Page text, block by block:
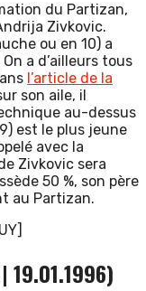
du Partizan,
Zivkovic.
ou en 10) a
a d’ailleurs tous
l’article de la
son aile, il
au-dessus
est le plus jeune
avec la
Zivkovic sera
50 %, son père
au Partizan.
19.01.1996)